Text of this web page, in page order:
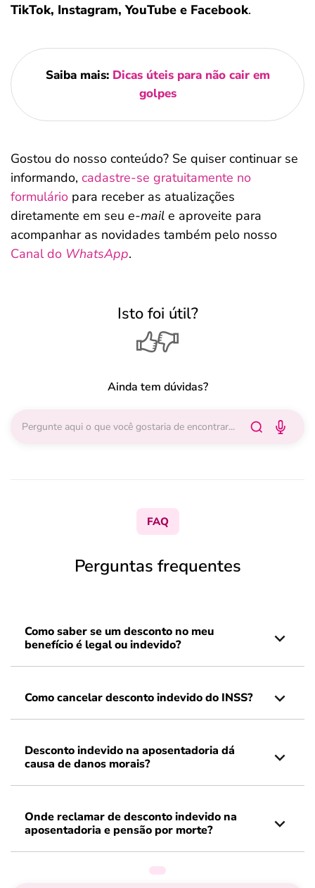
TikTok, Instagram, YouTube e Facebook.
Saiba mais: Dicas úteis para não cair em
golpes
Gostou do nosso conteúdo? Se quiser continuar se
informando, cadastre-se gratuitamente no
formulário para receber as atualizações
diretamente em seu e-mail e aproveite para
acompanhar as novidades também pelo nosso
Canal do WhatsApp.
Isto foi útil?
Ainda tem dúvidas?
FAQ
Perguntas frequentes
Como saber se um desconto no meu
benefício é legal ou indevido?
Como cancelar desconto indevido do INSS?
Desconto indevido na aposentadoria dá
causa de danos morais?
Onde reclamar de desconto indevido na
aposentadoria e pensão por morte?